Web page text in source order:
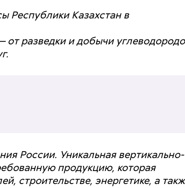
Республики Казахстан в
разведки и добычи
России. Уникальная вертикально-
продукцию, которая
строительстве, энергетике, а